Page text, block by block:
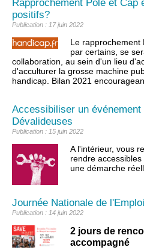
Rapprochement Pôle et Cap
positifs?
Publication : 17 juin 2022
Le rapprochement
par certains, se
collaboration, au sein d'un lieu
d'acculturer la grosse machine
handicap. Bilan 2021
Accessibiliser un
Dévalideuses
Publication : 15 juin 2022
A l'intérieur, vous
rendre
une démarche
Journée Nationale de
Publication : 14 juin 2022
2 jours de
accompagné